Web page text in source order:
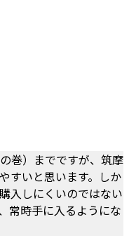
巻）までですが、筑摩
すいと思います。しか
入しにくいのではない
常時手に入るようにな